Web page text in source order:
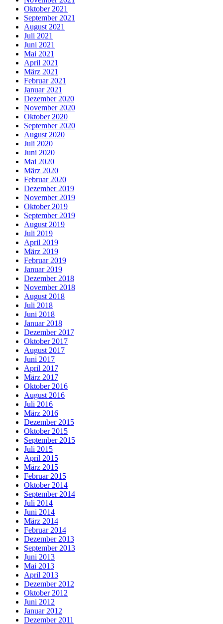
Oktober 2021
September 2021
August 2021
Juli 2021
Juni 2021
Mai 2021
April 2021
März 2021
Februar 2021
Januar 2021
Dezember 2020
November 2020
Oktober 2020
September 2020
August 2020
Juli 2020
Juni 2020
Mai 2020
März 2020
Februar 2020
Dezember 2019
November 2019
Oktober 2019
September 2019
August 2019
Juli 2019
April 2019
März 2019
Februar 2019
Januar 2019
Dezember 2018
November 2018
August 2018
Juli 2018
Juni 2018
Januar 2018
Dezember 2017
Oktober 2017
August 2017
Juni 2017
April 2017
März 2017
Oktober 2016
August 2016
Juli 2016
März 2016
Dezember 2015
Oktober 2015
September 2015
Juli 2015
April 2015
März 2015
Februar 2015
Oktober 2014
September 2014
Juli 2014
Juni 2014
März 2014
Februar 2014
Dezember 2013
September 2013
Juni 2013
Mai 2013
April 2013
Dezember 2012
Oktober 2012
Juni 2012
Januar 2012
Dezember 2011